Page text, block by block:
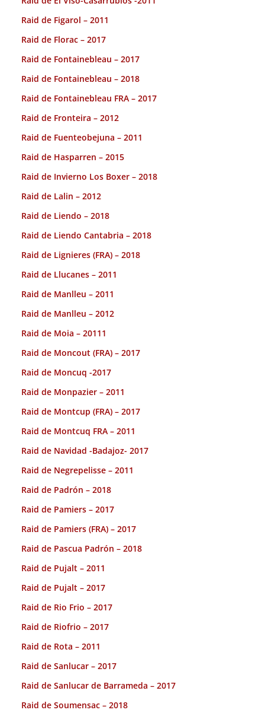
Raid de Figarol – 2011
Raid de Florac – 2017
Raid de Fontainebleau – 2017
Raid de Fontainebleau – 2018
Raid de Fontainebleau FRA – 2017
Raid de Fronteira – 2012
Raid de Fuenteobejuna – 2011
Raid de Hasparren – 2015
Raid de Invierno Los Boxer – 2018
Raid de Lalin – 2012
Raid de Liendo – 2018
Raid de Liendo Cantabria – 2018
Raid de Lignieres (FRA) – 2018
Raid de Llucanes – 2011
Raid de Manlleu – 2011
Raid de Manlleu – 2012
Raid de Moia – 20111
Raid de Moncout (FRA) – 2017
Raid de Moncuq -2017
Raid de Monpazier – 2011
Raid de Montcup (FRA) – 2017
Raid de Montcuq FRA – 2011
Raid de Navidad -Badajoz- 2017
Raid de Negrepelisse – 2011
Raid de Padrón – 2018
Raid de Pamiers – 2017
Raid de Pamiers (FRA) – 2017
Raid de Pascua Padrón – 2018
Raid de Pujalt – 2011
Raid de Pujalt – 2017
Raid de Rio Frio – 2017
Raid de Riofrio – 2017
Raid de Rota – 2011
Raid de Sanlucar – 2017
Raid de Sanlucar de Barrameda – 2017
Raid de Soumensac – 2018